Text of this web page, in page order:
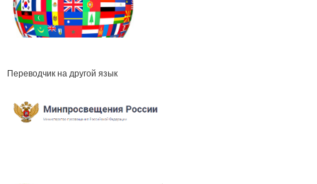
Переводчик на другой язык